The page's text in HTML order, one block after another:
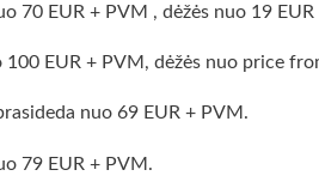
70 EUR + PVM , dėžės nuo 19
EUR + PVM, dėžės nuo price
nuo 69 EUR + PVM.
79 EUR + PVM.